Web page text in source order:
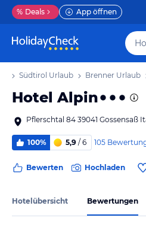
% Deals App öffnen
Südtirol Urlaub Brenner Urlaub
Hotel Alpin
Pflerschtal 84 39041 Gossensaß
100% 5,9 / 6 105
Bewerten Hochladen
Hotelübersicht Bewertungen